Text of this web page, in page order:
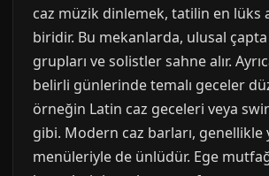
caz müzik dinlemek, tatilin en lüks
biridir. Bu mekanlarda, ulusal çapta
grupları ve solistler sahne alır.
belirli günlerinde temalı geceler
örneğin Latin caz geceleri veya
gibi. Modern caz barları, genellikle
menüleriyle de ünlüdür. Ege